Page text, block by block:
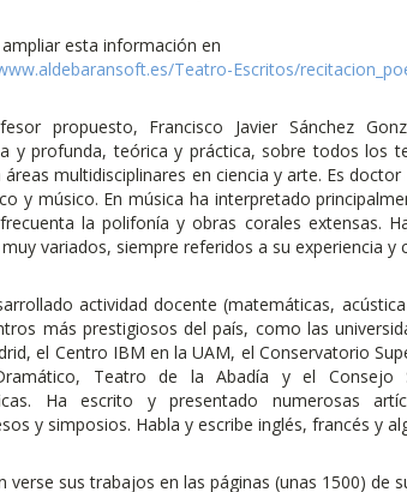
ampliar esta información en
Teatro-Escritos/
propuesto, Francisco Javier Sánchez
y profunda, teórica y práctica, sobre todos los
áreas multidisciplinares en ciencia y arte. Es
y músico. En música ha interpretado
la polifonía y obras corales extensas.
variados, siempre referidos a su experiencia y
actividad docente (matemáticas,
más prestigiosos del país, como las
el Centro IBM en la UAM, el Conservatorio
Teatro de la Abadía y el Consejo
Ha escrito y presentado numerosas
y simposios. Habla y escribe inglés, francés y
verse sus trabajos en las páginas (unas 1500) de